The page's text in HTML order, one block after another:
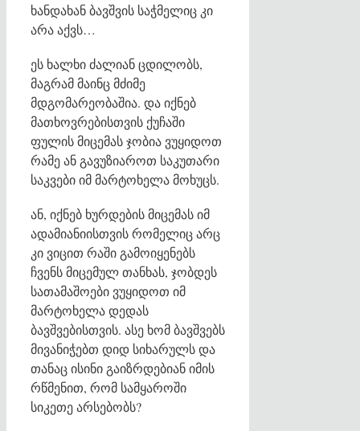
ხანდახან ბავშვის საჭმელიც კი
არა აქვს…
ეს ხალხი ძალიან ცდილობს,
მაგრამ მაინც მძიმე
მდგომარეობაშია. და იქნებ
მათხოვრებისთვის ქუჩაში
ფულის მიცემას ჯობია ვუყიდოთ
რამე ან გავუზიაროთ საკუთარი
საკვები იმ მარტოხელა მოხუცს.
ან, იქნებ ხურდების მიცემას იმ
ადამიანიისთვის რომელიც არც
კი ვიცით რაში გამოიყენებს
ჩვენს მიცემულ თანხას, ჯობდეს
სათამაშოები ვუყიდოთ იმ
მარტოხელა დედას
ბავშვებისთვის. ასე ხომ ბავშვებს
მივანიჭებთ დიდ სიხარულს და
თანაც ისინი გაიზრდებიან იმის
რწმენით, რომ სამყაროში
სიკეთე არსებობს?